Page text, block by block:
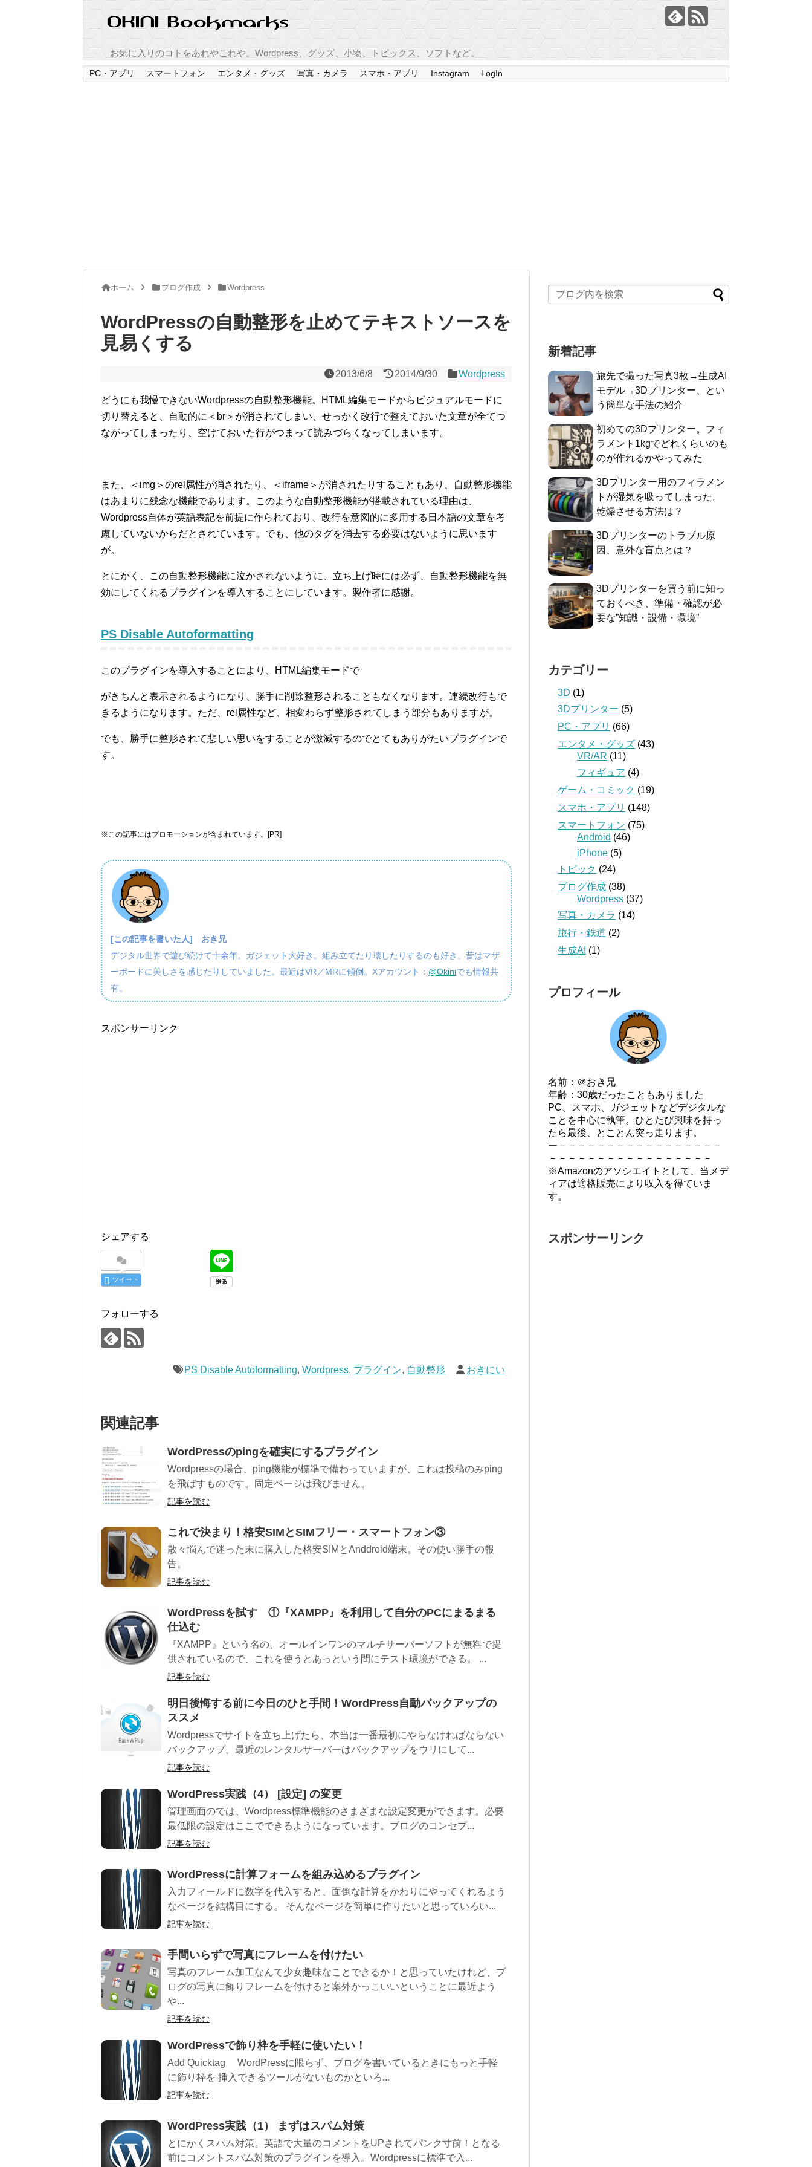
お気に入りのコトをあれやこれや。Wordpress、グッズ、小物、トピックス、ソフトなど。
PC・アプリ スマートフォン エンタメ・グッズ 写真・カメラ スマホ・アプリ Instagram LogIn
ホーム ブログ作成 Wordpress
WordPressの自動整形を止めてテキストソースを
見易くする
2013/6/8 2014/9/30 Wordpress
どうにも我慢できないWordpressの自動整形機能。HTML編集モードからビジュアルモードに
切り替えると、自動的に＜br＞が消されてしまい、せっかく改行で整えておいた文章が全てつ
ながってしまったり、空けておいた行がつまって読みづらくなってしまいます。
また、＜img＞のrel属性が消されたり、＜iframe＞が消されたりすることもあり、自動整形機能
はあまりに残念な機能であります。このような自動整形機能が搭載されている理由は、
Wordpress自体が英語表記を前提に作られており、改行を意図的に多用する日本語の文章を考
慮していないからだとされています。でも、他のタグを消去する必要はないように思います
が。
とにかく、この自動整形機能に泣かされないように、立ち上げ時には必ず、自動整形機能を無
効にしてくれるプラグインを導入することにしています。製作者に感謝。
PS Disable Autoformatting
このプラグインを導入することにより、HTML編集モードで
がきちんと表示されるようになり、勝手に削除整形されることもなくなります。連続改行もで
きるようになります。ただ、rel属性など、相変わらず整形されてしまう部分もありますが。
でも、勝手に整形されて悲しい思いをすることが激減するのでとてもありがたいプラグインで
す。
※この記事にはプロモーションが含まれています。[PR]
[この記事を書いた人] おき兄
デジタル世界で遊び続けて十余年。ガジェット大好き。組み立てたり壊したりするのも好き。昔はマザ
ーボードに美しさを感じたりしていました。最近はVR／MRに傾倒。Xアカウント： @Okiniでも情報共
有。
スポンサーリンク
シェアする
ツイート
フォローする
PS Disable Autoformatting, Wordpress, プラグイン, 自動整形 おきにい
関連記事
WordPressのpingを確実にするプラグイン
Wordpressの場合、ping機能が標準で備わっていますが、これは投稿のみping
を飛ばすものです。固定ページは飛びません。
記事を読む
これで決まり！格安SIMとSIMフリー・スマートフォン③
散々悩んで迷った末に購入した格安SIMとAnddroid端末。その使い勝手の報
告。
記事を読む
WordPressを試す ①『XAMPP』を利用して自分のPCにまるまる
仕込む
『XAMPP』という名の、オールインワンのマルチサーバーソフトが無料で提
供されているので、これを使うとあっという間にテスト環境ができる。 ...
記事を読む
明日後悔する前に今日のひと手間！WordPress自動バックアップの
ススメ
Wordpressでサイトを立ち上げたら、本当は一番最初にやらなければならない
バックアップ。最近のレンタルサーバーはバックアップをウリにして...
記事を読む
WordPress実践（4） [設定] の変更
管理画面のでは、Wordpress標準機能のさまざまな設定変更ができます。必要
最低限の設定はここでできるようになっています。ブログのコンセプ...
記事を読む
WordPressに計算フォームを組み込めるプラグイン
入力フィールドに数字を代入すると、面倒な計算をかわりにやってくれるよう
なページを結構目にする。 そんなページを簡単に作りたいと思っていろい...
記事を読む
手間いらずで写真にフレームを付けたい
写真のフレーム加工なんて少女趣味なことできるか！と思っていたけれど、ブ
ログの写真に飾りフレームを付けると案外かっこいいということに最近よう
や...
記事を読む
WordPressで飾り枠を手軽に使いたい！
Add Quicktag WordPressに限らず、ブログを書いているときにもっと手軽
に飾り枠を 挿入できるツールがないものかといろ...
記事を読む
WordPress実践（1） まずはスパム対策
とにかくスパム対策。英語で大量のコメントをUPされてパンク寸前！となる
前にコメントスパム対策のプラグインを導入。Wordpressに標準で入...
新着記事
旅先で撮った写真3枚→生成AI
モデル→3Dプリンター、とい
う簡単な手法の紹介
初めての3Dプリンター。フィ
ラメント1kgでどれくらいのも
のが作れるかやってみた
3Dプリンター用のフィラメン
トが湿気を吸ってしまった。
乾燥させる方法は？
3Dプリンターのトラブル原
因、意外な盲点とは？
3Dプリンターを買う前に知っ
ておくべき、準備・確認が必
要な”知識・設備・環境”
カテゴリー
3D (1)
3Dプリンター (5)
PC・アプリ (66)
エンタメ・グッズ (43)
VR/AR (11)
フィギュア (4)
ゲーム・コミック (19)
スマホ・アプリ (148)
スマートフォン (75)
Android (46)
iPhone (5)
トピック (24)
ブログ作成 (38)
Wordpress (37)
写真・カメラ (14)
旅行・鉄道 (2)
生成AI (1)
プロフィール
名前：＠おき兄
年齢：30歳だったこともありました
PC、スマホ、ガジェットなどデジタルな
ことを中心に執筆。ひとたび興味を持っ
たら最後、とことん突っ走ります。
ー－－－－－－－－－－－－－－－－－
－－－－－－－－－－－－－－－－－
※Amazonのアソシエイトとして、当メデ
ィアは適格販売により収入を得ていま
す。
スポンサーリンク